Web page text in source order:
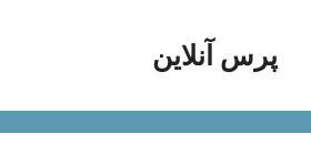
محتواپرس آنلاین